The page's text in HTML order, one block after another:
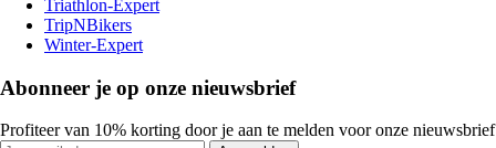
Triathlon-Expert
TripNBikers
Winter-Expert
Abonneer je op onze nieuwsbrief
Profiteer van 10% korting door je aan te melden voor onze nieuwsbrief